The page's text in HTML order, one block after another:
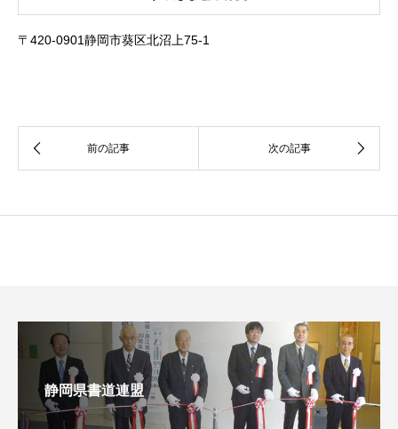
〒420-0901静岡市葵区北沼上75-1
静岡県書道連盟